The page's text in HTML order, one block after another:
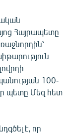
Հայրապետը
100-
պետը Մեզ հետ
է, որ